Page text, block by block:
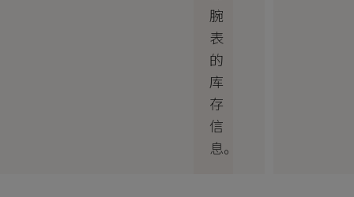
腕
表
的
库
存
信
息。